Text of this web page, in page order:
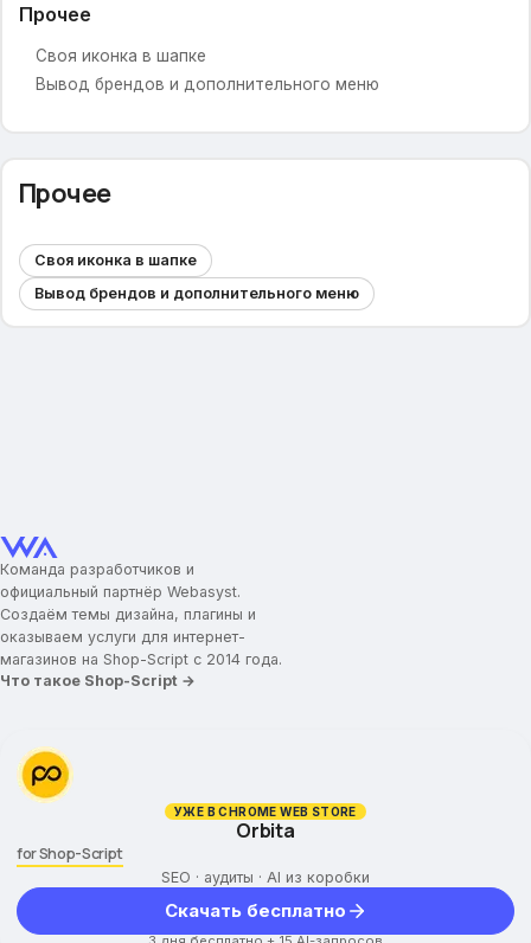
Прочее
Своя иконка в шапке
Вывод брендов и дополнительного меню
Прочее
Своя иконка в шапке
Вывод брендов и дополнительного меню
Команда разработчиков и
официальный партнёр Webasyst.
Создаём темы дизайна, плагины и
оказываем услуги для интернет-
магазинов на Shop-Script с 2014 года.
Что такое Shop-Script →
УЖЕ В CHROME WEB STORE
Orbita
for Shop-Script
SEO · аудиты · AI из коробки
Скачать бесплатно